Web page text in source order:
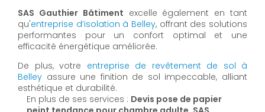
SAS Gauthier Bâtiment excelle également en tant
qu'entreprise d’isolation à Belley, offrant des solutions
performantes pour un confort optimal et une
efficacité énergétique améliorée.
De plus, votre entreprise de revêtement de sol à
Belley assure une finition de sol impeccable, alliant
esthétique et durabilité.
En plus de ses services : Devis pose de papier